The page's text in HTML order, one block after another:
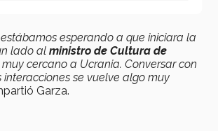
unavión supersónico comercial de
estábamos esperando a que iniciara la
lado al ministro de Cultura de
muy cercano a Ucrania. Conversar con
interacciones se vuelve algo muy
Garza.